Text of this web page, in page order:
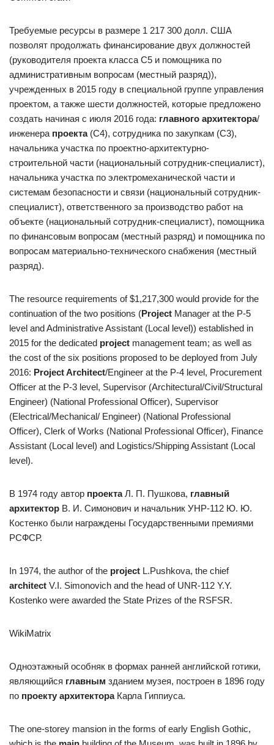
Требуемые ресурсы в размере 1 217 300 долл. США
позволят продолжать финансирование двух должностей
(руководителя проекта класса С5 и помощника по
административным вопросам (местный разряд)),
учрежденных в 2015 году в специальной группе управления
проектом, а также шести должностей, которые предложено
создать начиная с июля 2016 года: главного архитектора/
инженера проекта(С4), сотрудника по закупкам (С3),
начальника участка по проектно-архитектурно-
строительной части (национальный сотрудник-специалист),
начальника участка по электромеханической части и
системам безопасности и связи (национальный сотрудник-
специалист), ответственного за производство работ на
объекте (национальный сотрудник-специалист), помощника
по финансовым вопросам (местный разряд) и помощника по
вопросам материально-технического снабжения (местный
разряд).
The resource requirements of $1,217,300 would provide for the
continuation of the two positions (Project Manager at the P-5
level and Administrative Assistant (Local level)) established in
2015 for the dedicated project management team; as well as
the cost of the six positions proposed to be deployed from July
2016: Project Architect/Engineer at the P-4 level, Procurement
Officer at the P-3 level, Supervisor (Architectural/Civil/Structural
Engineer) (National Professional Officer), Supervisor
(Electrical/Mechanical/ Engineer) (National Professional
Officer), Clerk of Works (National Professional Officer), Finance
Assistant (Local level) and Logistics/Shipping Assistant (Local
level).
В 1974 году автор проектаЛ. П. Пушкова, главный
архитектор В. И. Симонович и начальник УНР-112 Ю. Ю.
Костенко были награждены Государственными премиями
РСФСР.
In 1974, the author of the project L.Pushkova, the chief
architect V.I. Simonovich and the head of UNR-112 Y.Y.
Kostenko were awarded the State Prizes of the RSFSR.
WikiMatrix
Одноэтажный особняк в формах ранней английской готики,
являющийся главным зданием музея, построен в 1896 году
по проекту архитектораКарла Гиппиуса.
The one-storey mansion in the forms of early English Gothic,